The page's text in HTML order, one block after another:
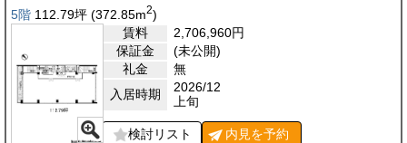
5階 112.79坪 (372.85m2)
賃料
2,706,960円
保証金
(未公開)
礼金
無
入居時期
2026/12
上旬
検討リスト 内見を予約